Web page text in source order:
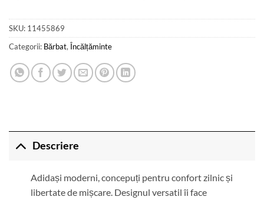
SKU: 11455869
Categorii: Bărbat, Încălțăminte
Descriere
Adidași moderni, concepuți pentru confort zilnic și
libertate de mișcare. Designul versatil îi face